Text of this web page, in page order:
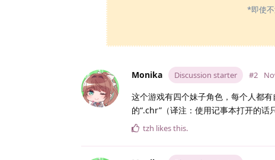
*即使
Monika Discussion starter #2
这个游戏有四个妹子角色，每个人都
的“.chr”（译注：使用记事本打开的
tzh likes this.